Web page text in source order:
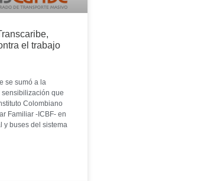
el trabajo
se sumó a la
que
Colombiano
Familiar -ICBF- en
y buses del sistema